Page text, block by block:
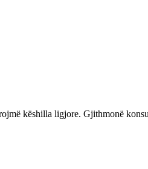
këshilla ligjore. Gjithmonë